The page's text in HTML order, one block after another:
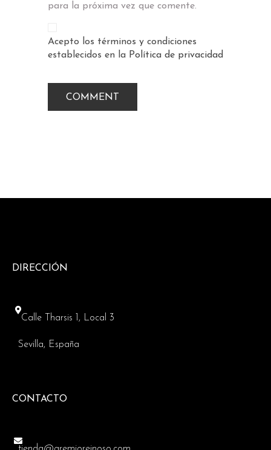
para la próxima vez que comente.
Acepto los términos y condiciones
establecidos en la Política de privacidad
DIRECCIÓN
Calle Tharsis 1, Local 3
Sevilla, España
CONTACTO